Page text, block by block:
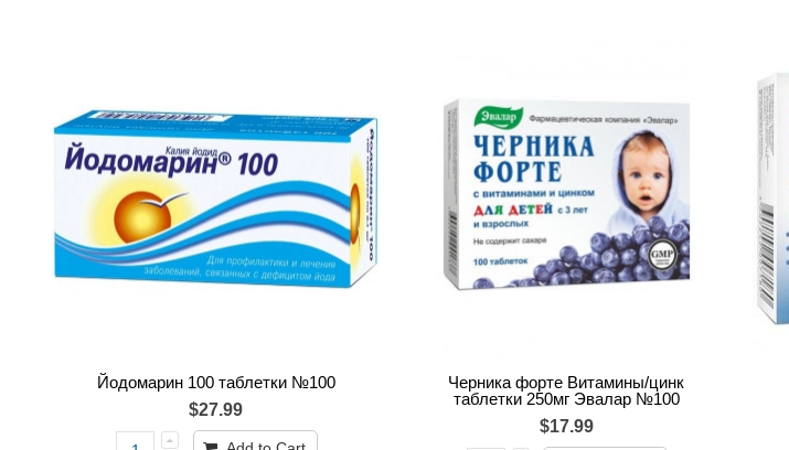
Йодомарин 100 таблетки №100
$27.99
Черника форте Витамины/цинк
таблетки 250мг Эвалар №100
$17.99